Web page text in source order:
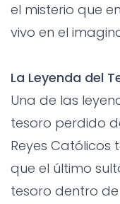
el misterio que
vivo en el
La Leyenda del
Una de las
tesoro perdido
Reyes Católicos
que el último
tesoro dentro